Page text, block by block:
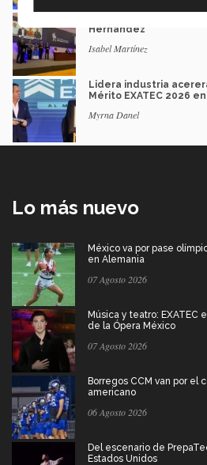
Hernández
Isabel Martínez
Lidera industria
Mérito EXATEC 2026 en
Myrna Danel
Lo más nuevo
México va por pase
en Alemania
07 Agosto 2026
Música y teatro: EXATEC
de la Ópera México
07 Agosto 2026
Borregos CCM van por el
americano
06 Agosto 2026
Del escenario de
Estados Unidos